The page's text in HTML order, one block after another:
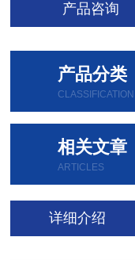
产品咨询
产品分类
CLASSIFICATION
相关文章
ARTICLES
详细介绍